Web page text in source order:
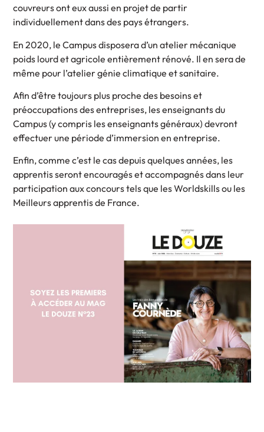
couvreurs ont eux aussi en projet de partir
individuellement dans des pays étrangers.
En 2020, le Campus disposera d’un atelier mécanique
poids lourd et agricole entièrement rénové. Il en sera de
même pour l’atelier génie climatique et sanitaire.
Afin d’être toujours plus proche des besoins et
préoccupations des entreprises, les enseignants du
Campus (y compris les enseignants généraux) devront
effectuer une période d’immersion en entreprise.
Enfin, comme c’est le cas depuis quelques années, les
apprentis seront encouragés et accompagnés dans leur
participation aux concours tels que les Worldskills ou les
Meilleurs apprentis de France.